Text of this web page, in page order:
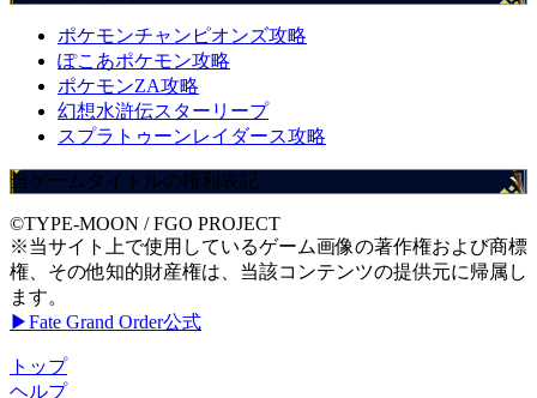
ポケモンチャンピオンズ攻略
ぽこあポケモン攻略
ポケモンZA攻略
幻想水滸伝スターリープ
スプラトゥーンレイダース攻略
当ゲームタイトルの権利表記
©TYPE-MOON / FGO PROJECT
※当サイト上で使用しているゲーム画像の著作権および商標
権、その他知的財産権は、当該コンテンツの提供元に帰属し
ます。
▶Fate Grand Order公式
トップ
ヘルプ